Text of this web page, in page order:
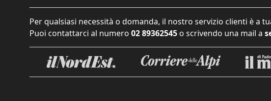
Per qualsiasi necessità o domanda, il nostro servizio clienti è a
Puoi contattarci al numero 02 89362545 o scrivendo una mail a